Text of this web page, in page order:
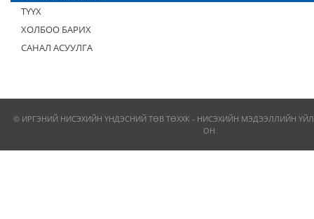
ТҮҮХ
ХОЛБОО БАРИХ
САНАЛ АСУУЛГА
© ИРГЭНИЙ НИСЭХИЙН ҮНДЭСНИЙ ТӨВ ТӨХХК - НИСЭХИЙН МЭДЭЭЛЛИЙН
ОН